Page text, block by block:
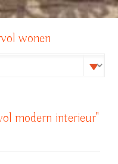
wonen
modern interieur"